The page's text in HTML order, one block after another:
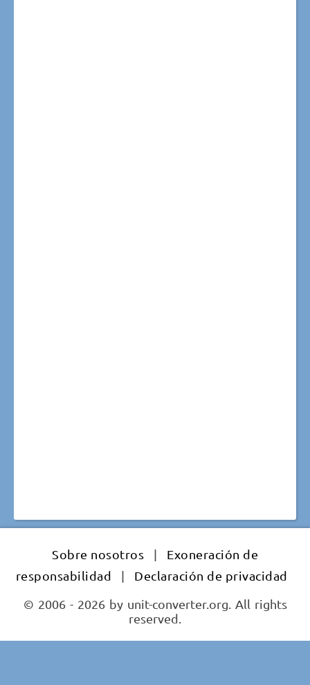
Sobre nosotros |
Exoneración de
responsabilidad
|
Declaración de privacidad
© 2006 - 2026 by unit-converter.org. All rights
reserved.